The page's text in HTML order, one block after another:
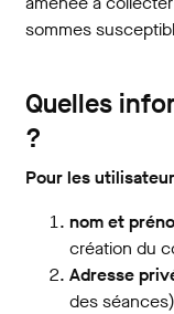
sommes
Quelles
?
Pour les
nom et
création du
Adresse
des séances)